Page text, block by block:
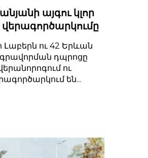
այգու կլոր
վերագործարկումը
Լաբերն ու 42 Երևան
դպրոցը
ու
են...